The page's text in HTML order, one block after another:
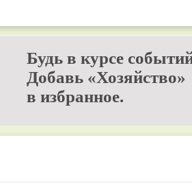
Будь в курсе
Добавь «Хозяйство»
в избранное.